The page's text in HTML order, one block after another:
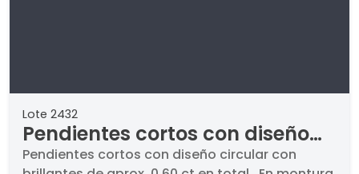
Lote 2432
Pendientes cortos con diseño
circular con brillantes de aprox.
Pendientes cortos con diseño circular con